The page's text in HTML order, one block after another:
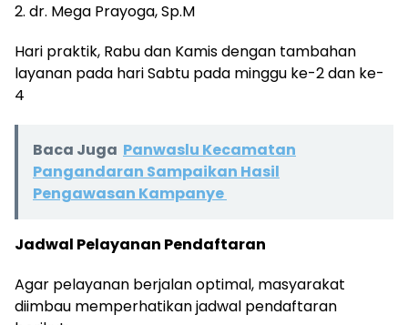
2. dr. Mega Prayoga, Sp.M
Hari praktik, Rabu dan Kamis dengan tambahan
layanan pada hari Sabtu pada minggu ke-2 dan ke-
4
Baca Juga Panwaslu Kecamatan
Pangandaran Sampaikan Hasil
Pengawasan Kampanye
Jadwal Pelayanan Pendaftaran
Agar pelayanan berjalan optimal, masyarakat
diimbau memperhatikan jadwal pendaftaran